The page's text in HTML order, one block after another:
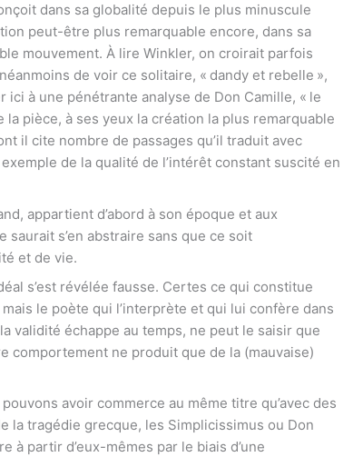
dans sa globalité depuis le plus minuscule
peut-être plus remarquable encore, dans sa
mouvement. À lire Winkler, on croirait parfois
de voir ce solitaire, « dandy et rebelle »,
ici à une pénétrante analyse de Don Camille, « le
pièce, à ses yeux la création la plus remarquable
il cite nombre de passages qu’il traduit avec
de la qualité de l’intérêt constant suscité en
appartient d’abord à son époque et aux
s’en abstraire sans que ce soit
et de vie.
s’est révélée fausse. Certes ce qui constitue
le poète qui l’interprète et qui lui confère dans
validité échappe au temps, ne peut le saisir que
comportement ne produit que de la (mauvaise)
avoir commerce au même titre qu’avec des
la tragédie grecque, les Simplicissimus ou Don
à partir d’eux-mêmes par le biais d’une